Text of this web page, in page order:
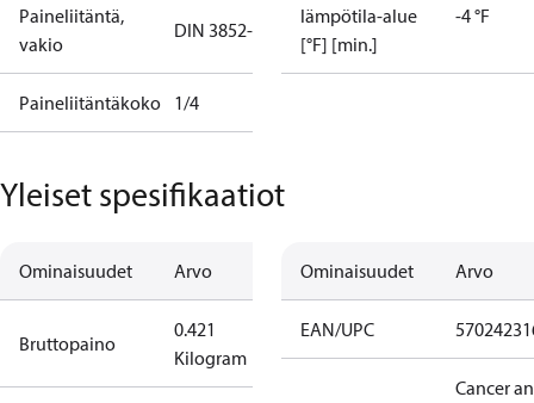
Paineliitäntä,
vakio
DIN 3852-E
Paineliitäntäkoko 1/4
lämpötila-alue
[°F] [min.]
-4 °F
Yleiset spesifikaatiot
Ominaisuudet Arvo
Bruttopaino
0.421
Kilogram
Ominaisuudet Arvo
EAN/UPC
Cancer